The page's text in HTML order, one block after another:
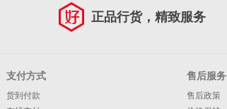
正品行货，精致服务
支付方式
货到付款
售后服务
售后政策